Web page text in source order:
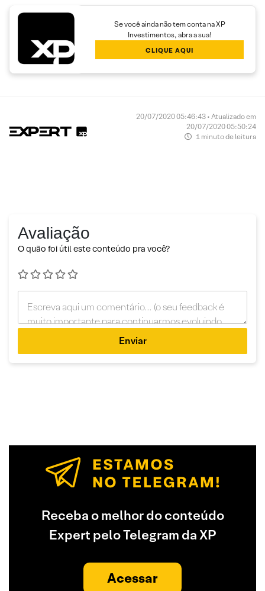
Se você ainda não tem conta na XP
Investimentos, abra a sua!
CLIQUE AQUI
20/07/2020 05:46:43 • Atualizado em
20/07/2020 05:50:24
1 minuto de leitura
Avaliação
O quão foi útil este conteúdo pra você?
Enviar
Receba o melhor do conteúdo
Expert pelo Telegram da XP
Acessar